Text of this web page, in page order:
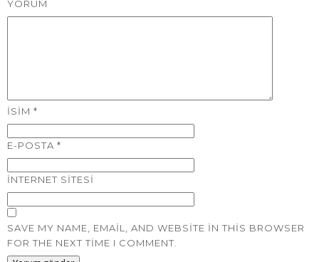
YORUM
İSIM *
E-POSTA *
İNTERNET SITESI
SAVE MY NAME, EMAIL, AND WEBSITE IN THIS BROWSER
FOR THE NEXT TIME I COMMENT.